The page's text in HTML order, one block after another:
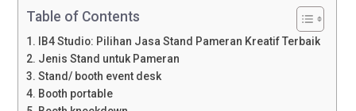
Table of Contents
IB4 Studio: Pilihan Jasa Stand Pameran Kreatif Terbaik
Jenis Stand untuk Pameran
Stand/ booth event desk
Booth portable